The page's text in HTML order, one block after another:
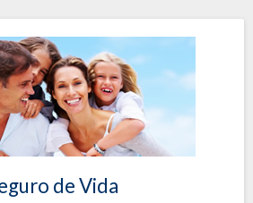
de Vida